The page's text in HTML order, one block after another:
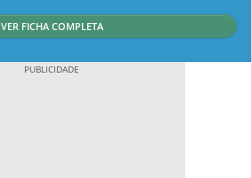
VER FICHA COMPLETA